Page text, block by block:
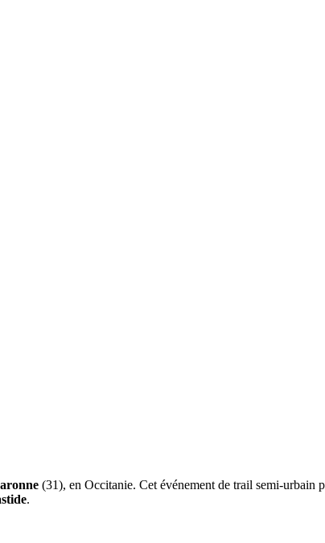
(31), en Occitanie. Cet événement de trail semi-urbain
.